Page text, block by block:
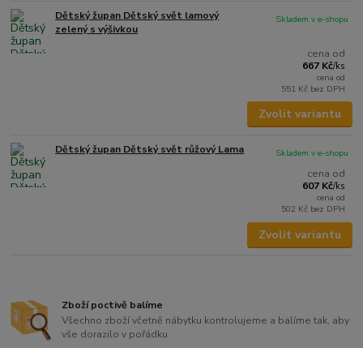
Dětský župan Dětský svět lamový
zelený s výšivkou
cena od
667 Kč/ks
cena od
551 Kč bez DPH
Skladem v e-shopu
Zvolit variantu
Dětský župan Dětský svět růžový Lama
cena od
607 Kč/ks
cena od
502 Kč bez DPH
Skladem v e-shopu
Zvolit variantu
Zboží poctivě balíme
Všechno zboží včetně nábytku kontrolujeme a balíme tak, aby
vše dorazilo v pořádku